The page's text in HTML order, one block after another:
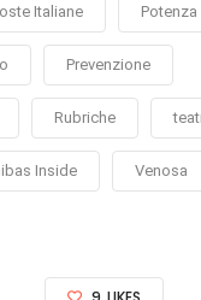
Italiane Potenza
Prevenzione
Rubriche
Inside Venosa